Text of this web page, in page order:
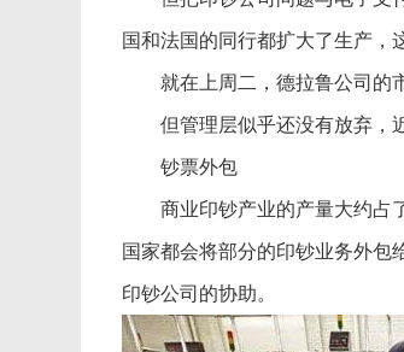
国和法国的同行都扩大了生产，
就在上周二，德拉鲁公司的市
但管理层似乎还没有放弃，近
钞票外包
商业印钞产业的产量大约占了
国家都会将部分的印钞业务外包
印钞公司的协助。